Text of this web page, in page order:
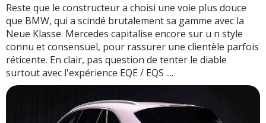
Reste que le constructeur a choisi une voie plus douce
que BMW, qui a scindé brutalement sa gamme avec la
Neue Klasse. Mercedes capitalise encore sur u n style
connu et consensuel, pour rassurer une clientèle parfois
réticente. En clair, pas question de tenter le diable
surtout avec l'expérience EQE / EQS ....